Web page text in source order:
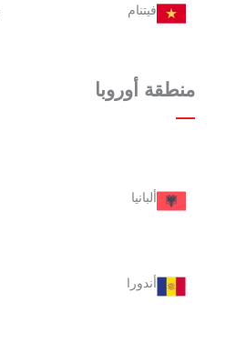
فيتنام
منطقة أوروبا
ألبانيا
أندورا